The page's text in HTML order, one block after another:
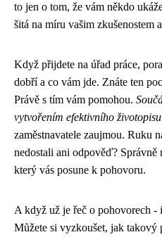
to jen o tom, že vám někdo
šitá na míru vašim zkušenostem
Když přijdete na úřad práce,
dobří a co vám jde. Znáte ten
Právě s tím vám pomohou.
vytvořením efektivního
zaměstnavatele zaujmou. Ruku
nedostali ani odpověď?
který vás posune k pohovoru.
A když už je řeč o pohovorech -
Můžete si vyzkoušet, jak takový